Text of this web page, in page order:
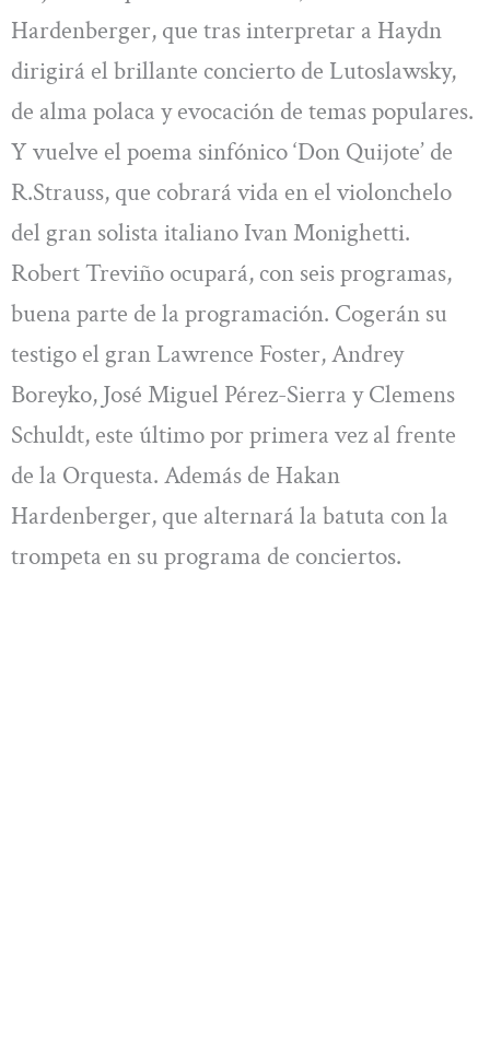
Hardenberger, que tras interpretar a Haydn
dirigirá el brillante concierto de Lutoslawsky,
de alma polaca y evocación de temas populares.
Y vuelve el poema sinfónico ‘Don Quijote’ de
R.Strauss, que cobrará vida en el violonchelo
del gran solista italiano Ivan Monighetti.
Robert Treviño ocupará, con seis programas,
buena parte de la programación. Cogerán su
testigo el gran Lawrence Foster, Andrey
Boreyko, José Miguel Pérez-Sierra y Clemens
Schuldt, este último por primera vez al frente
de la Orquesta. Además de Hakan
Hardenberger, que alternará la batuta con la
trompeta en su programa de conciertos.